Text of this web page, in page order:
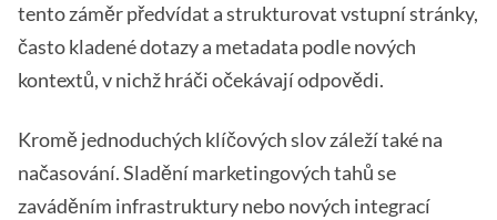
tento záměr předvídat a strukturovat vstupní stránky,
často kladené dotazy a metadata podle nových
kontextů, v nichž hráči očekávají odpovědi.
Kromě jednoduchých klíčových slov záleží také na
načasování. Sladění marketingových tahů se
zaváděním infrastruktury nebo nových integrací